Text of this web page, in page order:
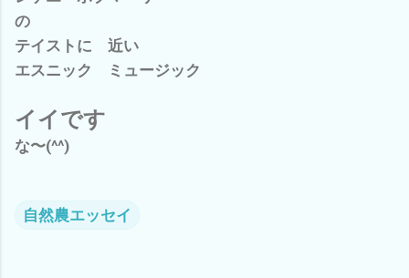
の
テイストに 近い
エスニック ミュージック
イイです
な〜(^^)
自然農エッセイ